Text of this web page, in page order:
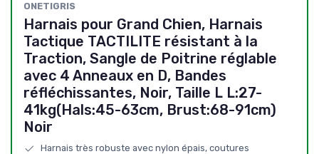
ONETIGRIS
Harnais pour Grand Chien, Harnais
Tactique TACTILITE résistant à la
Traction, Sangle de Poitrine réglable
avec 4 Anneaux en D, Bandes
réfléchissantes, Noir, Taille L L:27-
41kg(Hals:45-63cm, Brust:68-91cm)
Noir
Harnais très robuste avec nylon épais, coutures